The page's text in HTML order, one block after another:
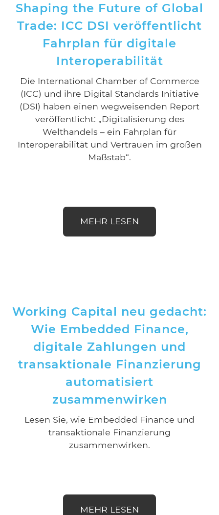
Shaping the Future of Global
Trade: ICC DSI veröffentlicht
Fahrplan für digitale
Interoperabilität
Die International Chamber of Commerce
(ICC) und ihre Digital Standards Initiative
(DSI) haben einen wegweisenden Report
veröffentlicht: „Digitalisierung des
Welthandels – ein Fahrplan für
Interoperabilität und Vertrauen im großen
Maßstab“.
MEHR LESEN
Working Capital neu gedacht:
Wie Embedded Finance,
digitale Zahlungen und
transaktionale Finanzierung
automatisiert
zusammenwirken
Lesen Sie, wie Embedded Finance und
transaktionale Finanzierung
zusammenwirken.
MEHR LESEN